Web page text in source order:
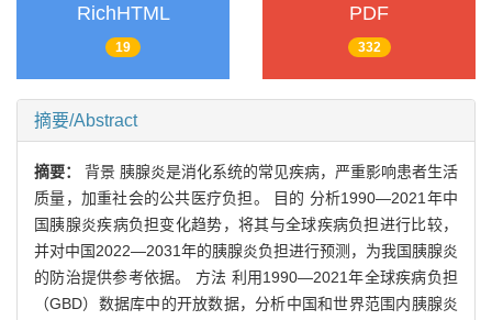
RichHTML
19
PDF
332
摘要/Abstract
摘要： 背景 胰腺炎是消化系统的常见疾病，严重影响患者生活
质量，加重社会的公共医疗负担。 目的 分析1990—2021年中
国胰腺炎疾病负担变化趋势，将其与全球疾病负担进行比较，
并对中国2022—2031年的胰腺炎负担进行预测，为我国胰腺炎
的防治提供参考依据。 方法 利用1990—2021年全球疾病负担
（GBD）数据库中的开放数据，分析中国和世界范围内胰腺炎